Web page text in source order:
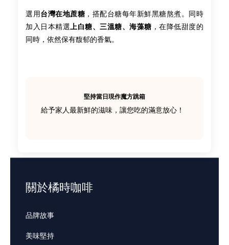
選用台灣在地蔗糖 ，搭配台糖每年新鮮黑糖熬煮。同時
加入日本精選上白糖、三溫糖、海藻糖 ，在降低甜度的
同時，依然保有馥郁的香氣。
堅持當日現作魔方跳箱
給予家人最新鮮的滋味，讓您吃的滿意放心！
關於橘時咖啡
品牌故事
美味堅持